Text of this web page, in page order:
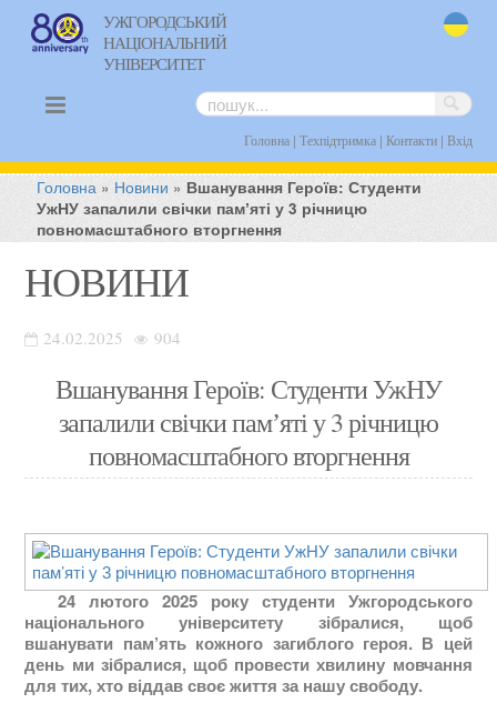
УЖГОРОДСЬКИЙ
НАЦІОНАЛЬНИЙ
УНІВЕРСИТЕТ
Головна| Техпідтримка| Контакти| Вхід
Головна » Новини » Вшанування Героїв: Студенти
УжНУ запалили свічки памʼяті у 3 річницю
повномасштабного вторгнення
НОВИНИ
24.02.2025 904
Вшанування Героїв: Студенти УжНУ
запалили свічки памʼяті у 3 річницю
повномасштабного вторгнення
24 лютого 2025 року студенти Ужгородського
національного університету зібралися, щоб
вшанувати пам’ять кожного загиблого героя. В цей
день ми зібралися, щоб провести хвилину мовчання
для тих, хто віддав своє життя за нашу свободу.